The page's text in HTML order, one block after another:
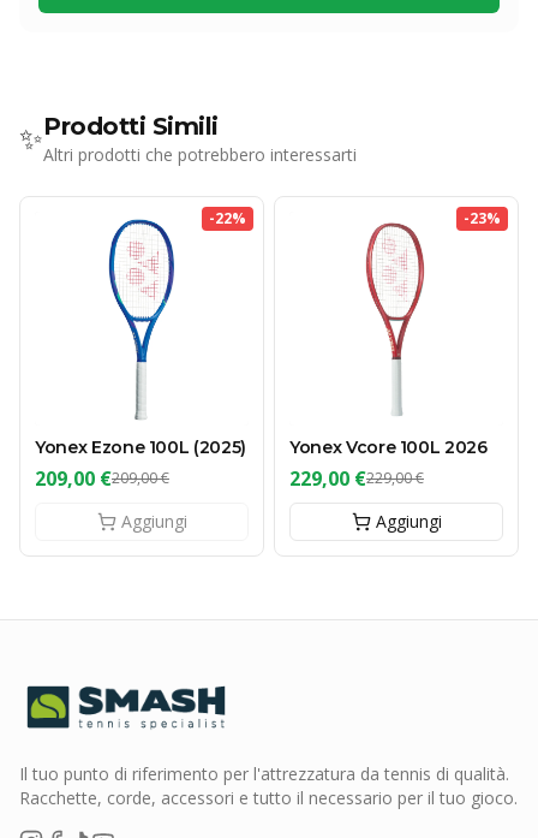
✨Prodotti Simili
Altri prodotti che potrebbero interessarti
-22%
Yonex Ezone 100L (2025)
209,00 €209,00 €
Aggiungi
-23%
Yonex Vcore 100L 2026
229,00 €229,00 €
Aggiungi
Il tuo punto di riferimento per l'attrezzatura da tennis di qualità.
Racchette, corde, accessori e tutto il necessario per il tuo gioco.